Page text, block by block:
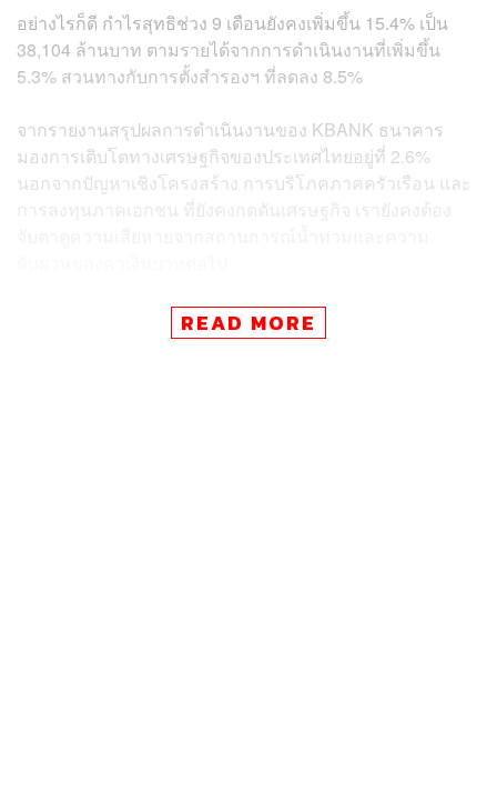
อย่างไรก็ดี กำไรสุทธิช่วง 9 เดือนยังคงเพิ่มขึ้น 15.4% เป็น
38,104 ล้านบาท ตามรายได้จากการดำเนินงานที่เพิ่มขึ้น
5.3% สวนทางกับการตั้งสำรองฯ ที่ลดลง 8.5%
จากรายงานสรุปผลการดำเนินงานของ KBANK ธนาคาร
มองการเติบโตทางเศรษฐกิจของประเทศไทยอยู่ที่ 2.6%
นอกจากปัญหาเชิงโครงสร้าง การบริโภคภาคครัวเรือน และ
การลงทุนภาคเอกชน ที่ยังคงกดดันเศรษฐกิจ เรายังคงต้อง
การลดลงของกำไรในไตรมาส 3 ที่ผ่านมา ซึ่งส่วนใหญ่เกิด
จากธุรกิจประกันที่มีค่าใช้จ่ายในการรับประกันภัยที่เพิ่มขึ้น
READ MORE